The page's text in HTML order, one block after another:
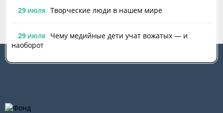
29 ИЮЛЯ Творческие люди в нашем мире
29 ИЮЛЯ
Чему медийные дети учат вожатых — и
наоборот